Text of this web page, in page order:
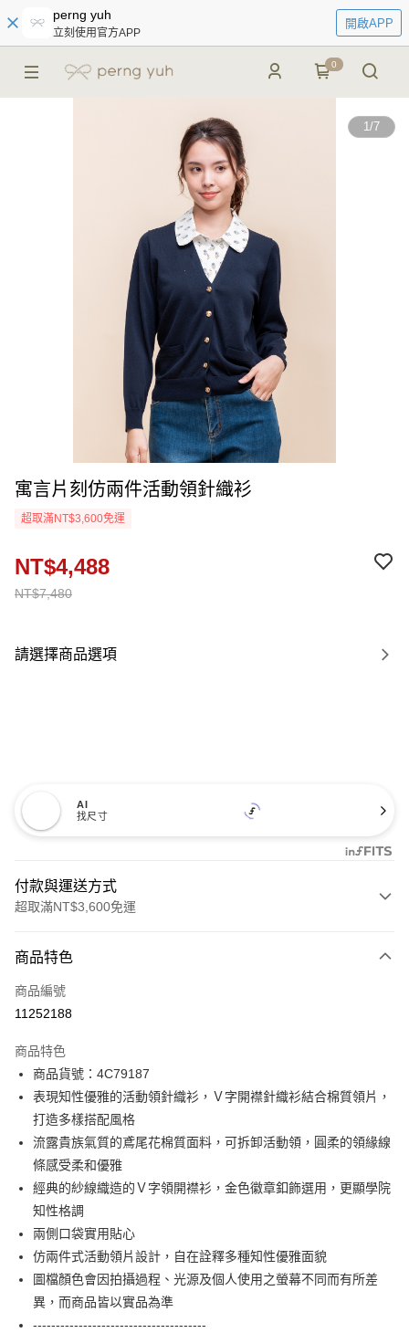
perng yuh
立刻使用官方APP
開啟APP
0
1/7
寓言片刻仿兩件活動領針織衫
超取滿NT$3,600免運
NT$7,480
NT$4,488
請選擇商品選項
AI
找尺寸
付款與運送方式
超取滿NT$3,600免運
信用卡一次付款
信用卡分期付款
合作金庫商業銀行
華南商業銀行
上海商業儲蓄銀行
台北富邦商業銀行
國泰世華商業銀行
臺灣中小企業銀行
台中商業銀行
匯豐（台灣）商業銀行
聯邦商業銀行
元大商業銀行
永豐商業銀行
玉山商業銀行
台新國際商業銀行
台灣樂天信用卡公司
LINE Pay
Apple Pay
街口支付
AFTEE先享後付
相關說明
【關於「AFTEE先享後付」】
AFTEE先享後付是「在收到商品之後才付款」的支付方式。 讓您購物簡單
便利好安心！
１．簡單：不需註冊會員、不需綁卡、不需儲值。
２．便利：只要手機號碼，簡訊認證，即可結帳。
【「AFTEE先享後付」結帳流程】
付款後全家FamilyMart取貨
每筆NT$90，滿NT$3,600(含以上)免運費
商品特色
商品編號
11252188
商品特色
商品貨號：4C79187
表現知性優雅的活動領針織衫，Ｖ字開襟針織衫結合棉質領片，
打造多樣搭配風格
流露貴族氣質的鳶尾花棉質面料，可拆卸活動領，圓柔的領緣線
條感受柔和優雅
經典的紗線織造的Ｖ字領開襟衫，金色徽章釦飾選用，更顯學院
知性格調
兩側口袋實用貼心
仿兩件式活動領片設計，自在詮釋多種知性優雅面貌
圖檔顏色會因拍攝過程、光源及個人使用之螢幕不同而有所差
異，而商品皆以實品為準
--------------------------------------